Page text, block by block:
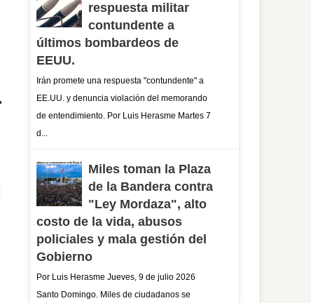
respuesta militar
contundente a
últimos bombardeos de
EEUU.
Irán promete una respuesta "contundente" a
EE.UU. y denuncia violación del memorando
de entendimiento. Por Luis Herasme Martes 7
d...
Miles toman la Plaza
de la Bandera contra
"Ley Mordaza", alto
costo de la vida, abusos
policiales y mala gestión del
Gobierno
Por Luis Herasme Jueves, 9 de julio 2026
Santo Domingo. Miles de ciudadanos se